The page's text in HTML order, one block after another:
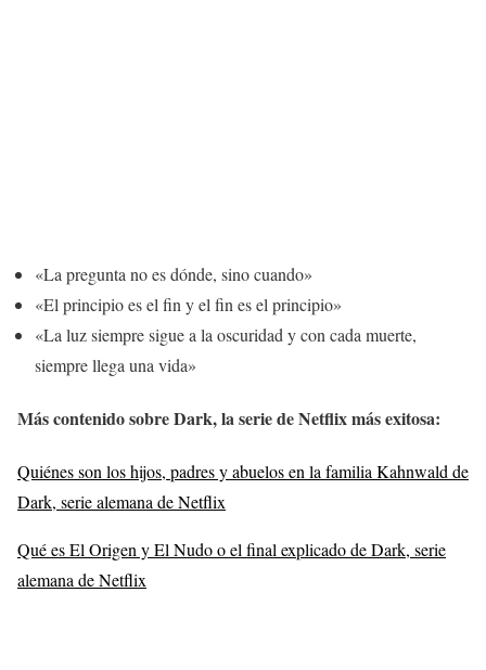
«La pregunta no es dónde, sino cuando»
«El principio es el fin y el fin es el principio»
«La luz siempre sigue a la oscuridad y con cada muerte,
siempre llega una vida»
Más contenido sobre Dark, la serie de Netflix más exitosa:
Quiénes son los hijos, padres y abuelos en la familia Kahnwald de
Dark, serie alemana de Netflix
Qué es El Origen y El Nudo o el final explicado de Dark, serie
alemana de Netflix